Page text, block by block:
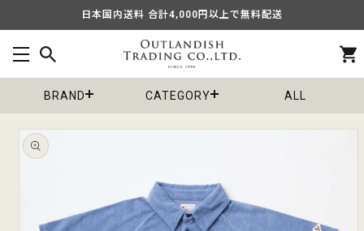
進む
日本国内送料 合計4,000円以上で無料配送
カ
ー
BRAND
CATEGORY ALL
商品情
報にス
キップ